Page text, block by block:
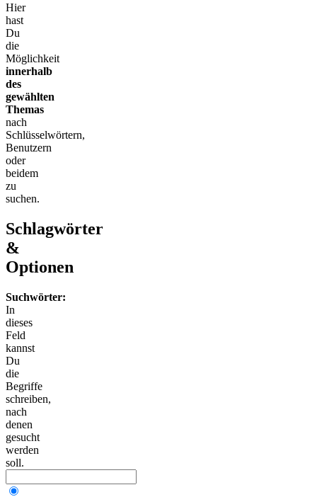
Hier
hast
Du
die
Möglichkeit
innerhalb
des
gewählten
Themas
nach
Schlüsselwörtern,
Benutzern
oder
beidem
zu
suchen.
Schlagwörter
&
Optionen
Suchwörter:
In
dieses
Feld
kannst
Du
die
Begriffe
schreiben,
nach
denen
gesucht
werden
soll.